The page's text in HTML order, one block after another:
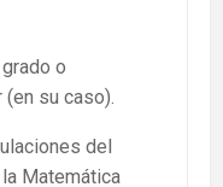
o
(en su caso).
del
Matemática